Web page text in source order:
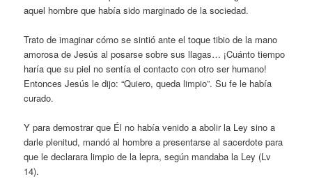
aquel hombre que había sido marginado de la sociedad.
Trato de imaginar cómo se sintió ante el toque tibio de la mano
amorosa de Jesús al posarse sobre sus llagas… ¡Cuánto tiempo
haría que su piel no sentía el contacto con otro ser humano!
Entonces Jesús le dijo: “Quiero, queda limpio”. Su fe le había
curado.
Y para demostrar que Él no había venido a abolir la Ley sino a
darle plenitud, mandó al hombre a presentarse al sacerdote para
que le declarara limpio de la lepra, según mandaba la Ley (Lv
14).